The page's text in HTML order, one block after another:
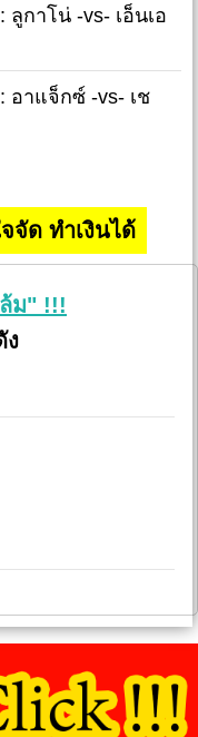
กาโน่ -vs- เอ็นเอ
อาแจ็กซ์ -vs- เช
จัด ทำเงินได้
ม" !!!
ง